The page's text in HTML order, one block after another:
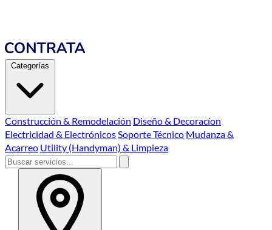
Categorías
Construcción & Remodelación Diseño & Decoracíon
Electricidad & ElectrónicosSoporte Técnico Mudanza &
Acarreo Utility (Handyman) & Limpieza